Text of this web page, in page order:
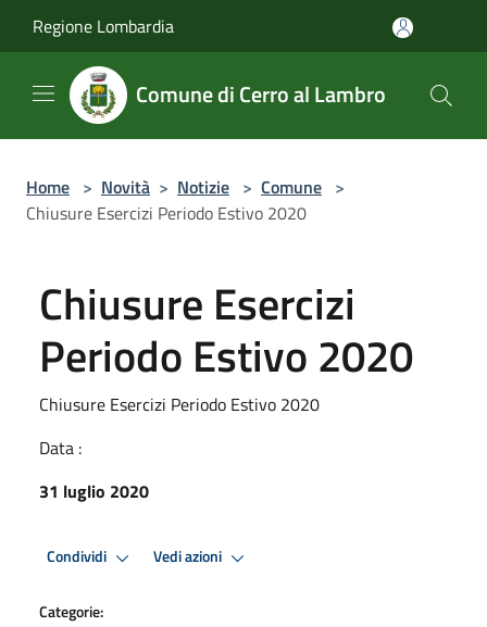
Regione Lombardia
Comune di Cerro al Lambro
Home > Novità > Notizie > Comune >
Chiusure Esercizi Periodo Estivo 2020
Chiusure Esercizi
Periodo Estivo 2020
Chiusure Esercizi Periodo Estivo 2020
Data :
31 luglio 2020
Condividi Vedi azioni
Categorie: